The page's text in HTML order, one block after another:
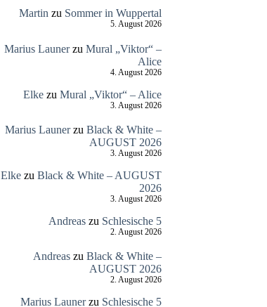
Martin zu Sommer in Wuppertal
5. August 2026
Marius Launerzu Mural „Viktor“ –
Alice
4. August 2026
Elkezu Mural „Viktor“ – Alice
3. August 2026
Marius Launerzu Black & White –
AUGUST 2026
3. August 2026
Elkezu Black & White – AUGUST
2026
3. August 2026
Andreaszu Schlesische 5
2. August 2026
Andreaszu Black & White –
AUGUST 2026
2. August 2026
Marius Launerzu Schlesische 5